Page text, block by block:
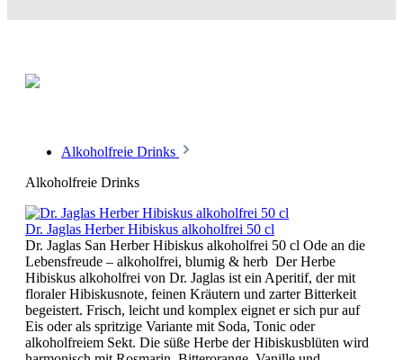
Alkoholfreie Drinks
Alkoholfreie Drinks
Dr. Jaglas Herber Hibiskus alkoholfrei 50 cl
Dr. Jaglas San Herber Hibiskus alkoholfrei 50 cl Ode an die
Lebensfreude – alkoholfrei, blumig & herb Der Herbe
Hibiskus alkoholfrei von Dr. Jaglas ist ein Aperitif, der mit
floraler Hibiskusnote, feinen Kräutern und zarter Bitterkeit
begeistert. Frisch, leicht und komplex eignet er sich pur auf
Eis oder als spritzige Variante mit Soda, Tonic oder
alkoholfreiem Sekt. Die süße Herbe der Hibiskusblüten wird